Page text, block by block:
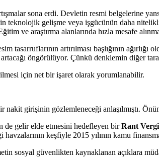
sona erdi. Devletin resmi belgelerine
teknolojik gelişme veya işgücünün daha
ve araştırma alanlarında hızla mesafe
artırılması başlığının
öngörülüyor. Çünkü denklemin diğer
için net bir işaret olarak yorumlanabilir.
nakit girişinin gözlemleneceği anlaşılmıştı.
de gelir elde etmesini hedefleyen birRant
keşfiyle 2015 yılının kamu
sosyal güvenlikten kaynaklanan açıklara